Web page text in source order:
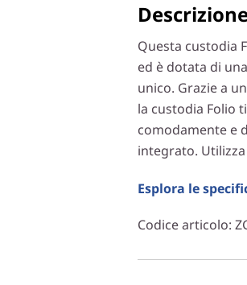
Questa custodia
ed è dotata di
unico. Grazie a
la custodia Folio
comodamente e
integrato.
Esplora le
Codice articolo: